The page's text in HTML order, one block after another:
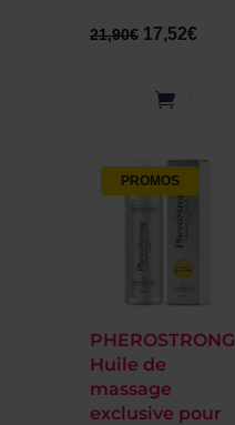
21,90€ 17,52€
PROMOS
PHEROSTRONG
Huile de
massage
exclusive pour